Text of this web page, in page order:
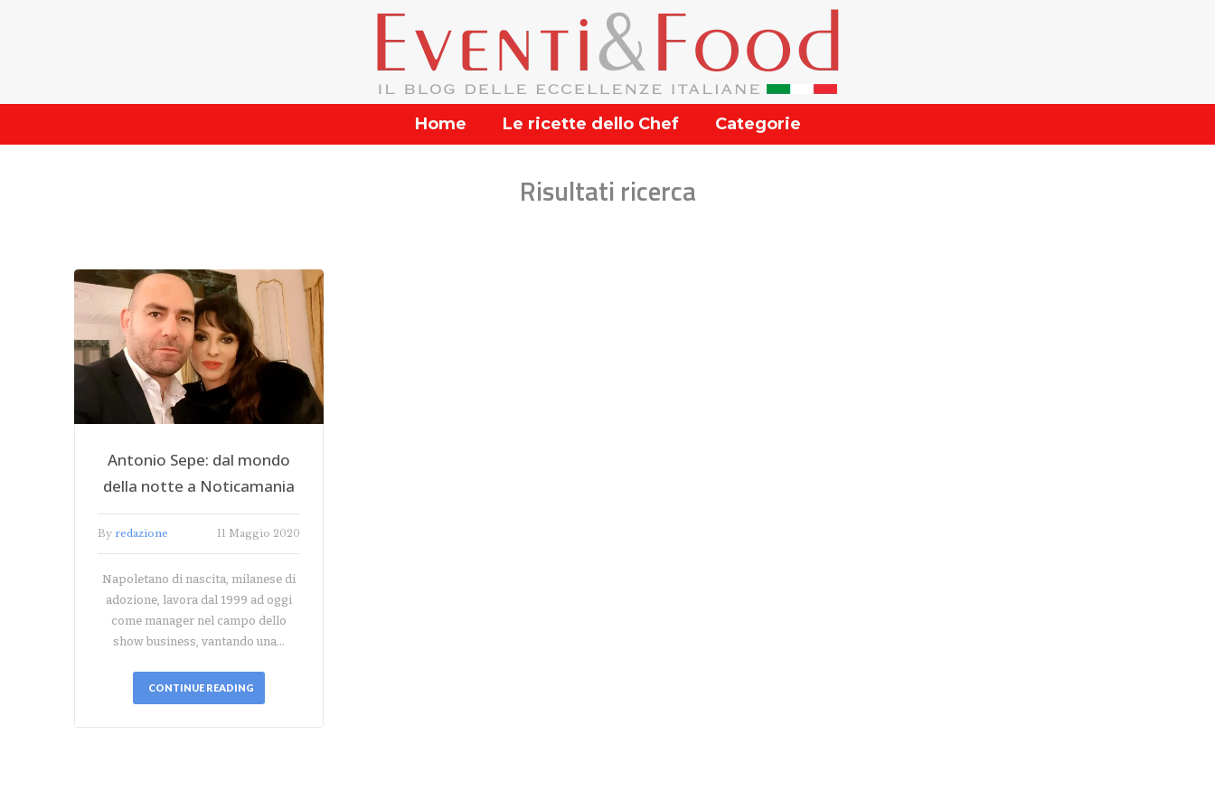
Home Le ricette dello Chef Categorie
Risultati ricerca
Antonio Sepe: dal mondo
della notte a Noticamania
By redazione 11 Maggio 2020
Napoletano di nascita, milanese di
adozione, lavora dal 1999 ad oggi
come manager nel campo dello
show business, vantando una…
CONTINUE READING